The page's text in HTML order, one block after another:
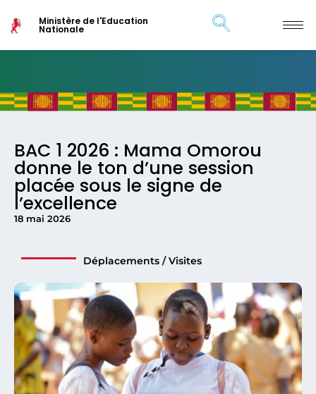
Ministère de l'Education
Nationale
BAC 1 2026 : Mama Omorou
donne le ton d’une session
placée sous le signe de
l’excellence
18 mai 2026
Déplacements / Visites